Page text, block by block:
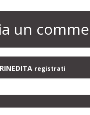
un
registrati